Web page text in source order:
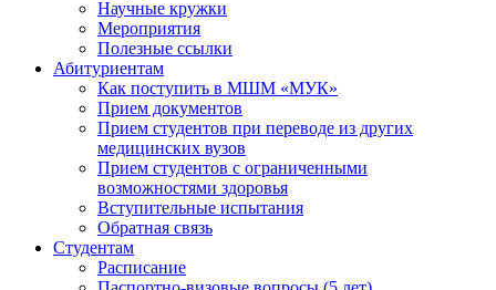
Научные кружки
Мероприятия
Полезные ссылки
Абитуриентам
Как поступить в МШМ «МУК»
Прием документов
Прием студентов при переводе из других
медицинских вузов
Прием студентов с ограниченными
возможностями здоровья
Вступительные испытания
Обратная связь
Студентам
Расписание